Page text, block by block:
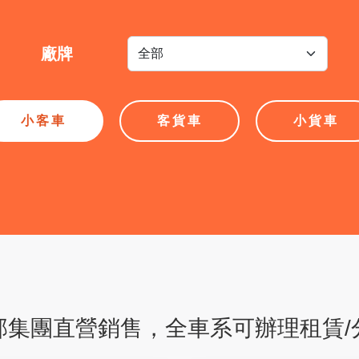
廠牌
小客車 客貨車 小貨車
集團直營銷售，全車系可辦理租賃/